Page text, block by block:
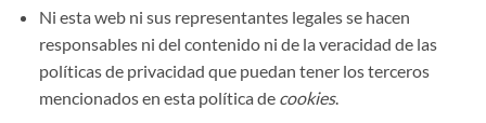
Ni esta web ni sus representantes legales se hacen
responsables ni del contenido ni de la veracidad de las
políticas de privacidad que puedan tener los terceros
mencionados en esta política de cookies.